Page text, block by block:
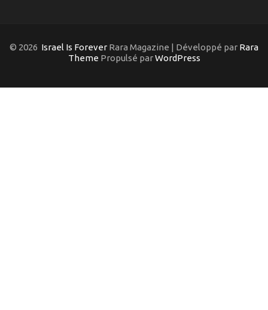
© 2026 Israel Is Forever Rara Magazine | Développé par Rara
Theme Propulsé parWordPress